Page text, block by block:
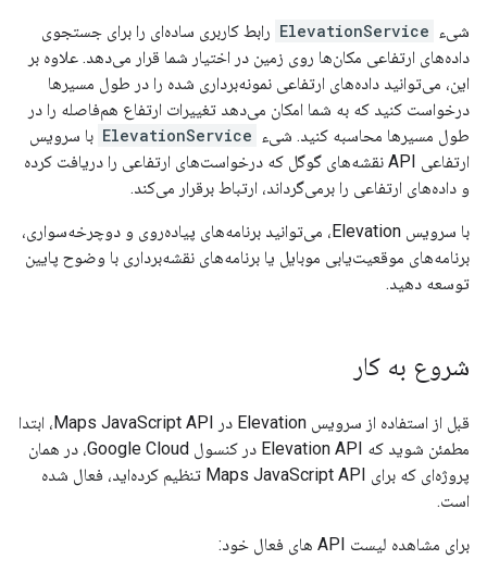
شیء ElevationService رابط کاربری ساده‌ای را برای جستجوی
داده‌های ارتفاعی مکان‌ها روی زمین در اختیار شما قرار می‌دهد. علاوه بر
این، می‌توانید داده‌های ارتفاعی نمونه‌برداری شده را در طول مسیرها
درخواست کنید که به شما امکان می‌دهد تغییرات ارتفاع هم‌فاصله را در
طول مسیرها محاسبه کنید. شیء ElevationService با سرویس
ارتفاعی API نقشه‌های گوگل که درخواست‌های ارتفاعی را دریافت کرده
و داده‌های ارتفاعی را برمی‌گرداند، ارتباط برقرار می‌کند.
با سرویس Elevation، می‌توانید برنامه‌های پیاده‌روی و دوچرخه‌سواری،
برنامه‌های موقعیت‌یابی موبایل یا برنامه‌های نقشه‌برداری با وضوح پایین
توسعه دهید.
شروع به کار
قبل از استفاده از سرویس Elevation در Maps JavaScript API، ابتدا
مطمئن شوید که Elevation API در کنسول Google Cloud، در همان
پروژه‌ای که برای Maps JavaScript API تنظیم کرده‌اید، فعال شده
است.
برای مشاهده لیست API های فعال خود: